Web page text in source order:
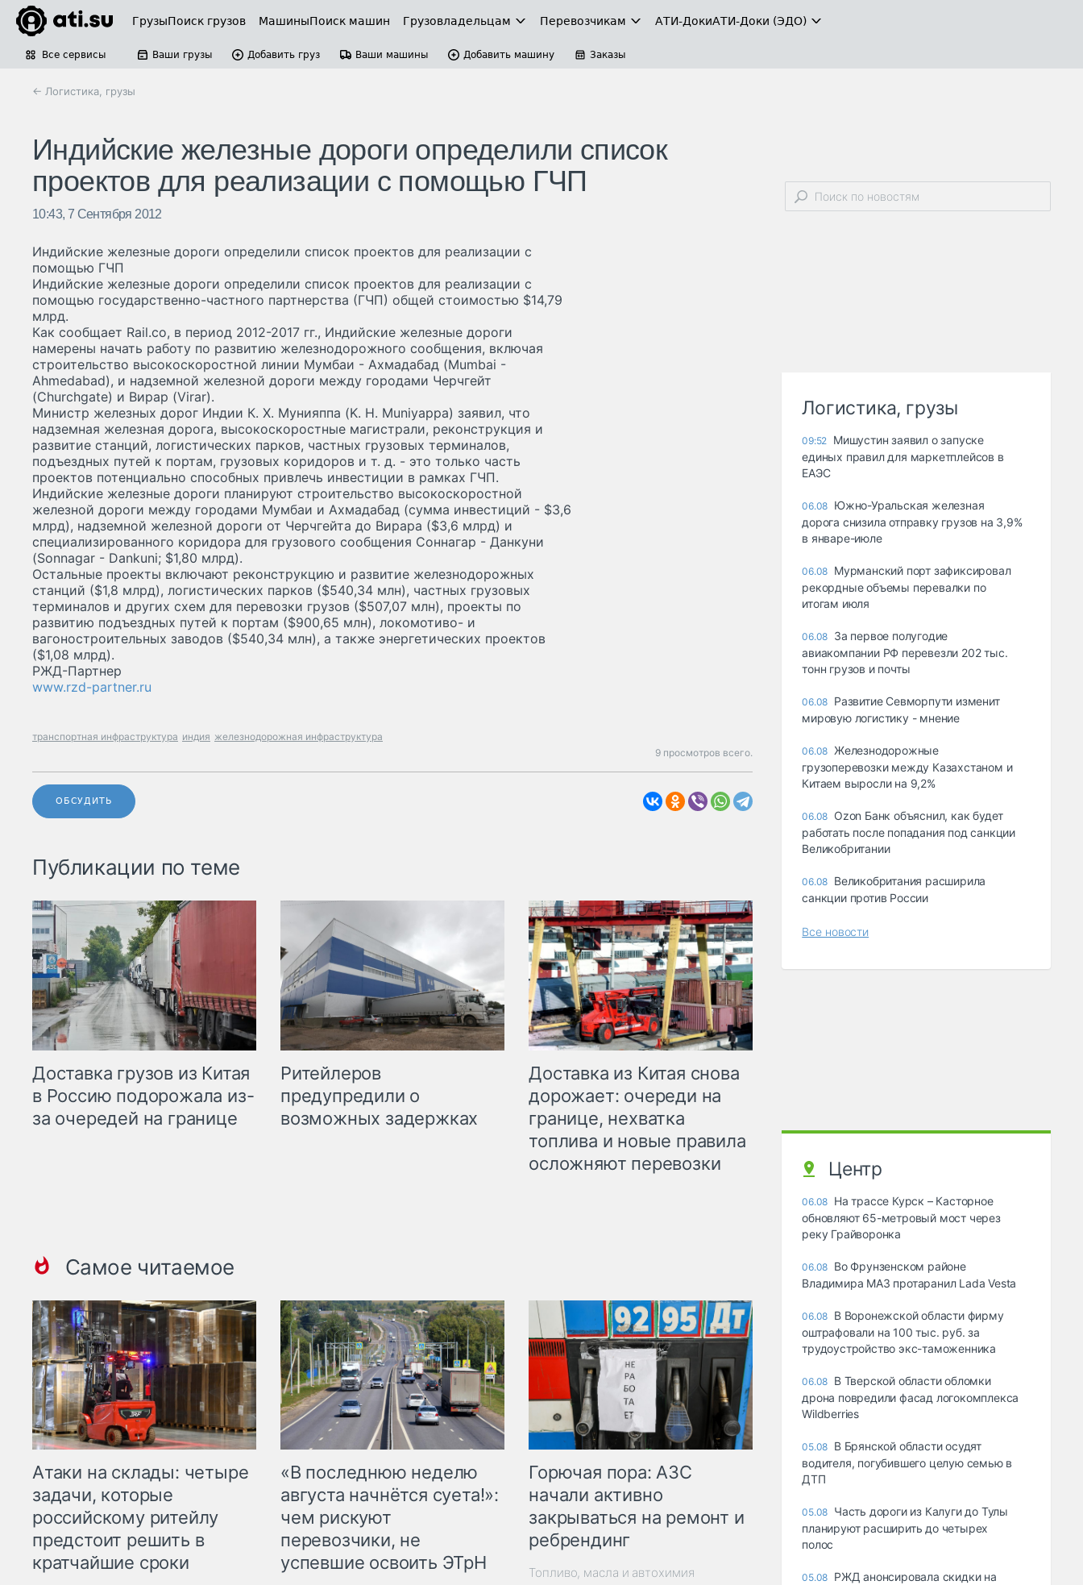
ГрузыПоиск грузов МашиныПоиск машин Грузовладельцам Перевозчикам АТИ-ДокиАТИ-Доки (ЭДО)
Все сервисы Ваши грузы Добавить груз Ваши машины Добавить машину Заказы
← Логистика, грузы
Индийские железные дороги определили список
проектов для реализации с помощью ГЧП
10:43, 7 Сентября 2012
Индийские железные дороги определили список проектов для реализации с
помощью ГЧП
Индийские железные дороги определили список проектов для реализации с
помощью государственно-частного партнерства (ГЧП) общей стоимостью $14,79
млрд.
Как сообщает Rail.co, в период 2012-2017 гг., Индийские железные дороги
намерены начать работу по развитию железнодорожного сообщения, включая
строительство высокоскоростной линии Мумбаи - Ахмадабад (Mumbai -
Ahmedabad), и надземной железной дороги между городами Черчгейт
(Churchgate) и Вирар (Virar).
Министр железных дорог Индии К. Х. Мунияппа (K. H. Muniyappа) заявил, что
надземная железная дорога, высокоскоростные магистрали, реконструкция и
развитие станций, логистических парков, частных грузовых терминалов,
подъездных путей к портам, грузовых коридоров и т. д. - это только часть
проектов потенциально способных привлечь инвестиции в рамках ГЧП.
Индийские железные дороги планируют строительство высокоскоростной
железной дороги между городами Мумбаи и Ахмадабад (сумма инвестиций - $3,6
млрд), надземной железной дороги от Черчгейта до Вирара ($3,6 млрд) и
специализированного коридора для грузового сообщения Соннагар - Данкуни
(Sonnagar - Dankuni; $1,80 млрд).
Остальные проекты включают реконструкцию и развитие железнодорожных
станций ($1,8 млрд), логистических парков ($540,34 млн), частных грузовых
терминалов и других схем для перевозки грузов ($507,07 млн), проекты по
развитию подъездных путей к портам ($900,65 млн), локомотиво- и
вагоностроительных заводов ($540,34 млн), а также энергетических проектов
($1,08 млрд).
РЖД-Партнер
www.rzd-partner.ru
транспортная инфраструктура индия железнодорожная инфраструктура
9 просмотров всего.
ОБСУДИТЬ
Публикации по теме
Доставка грузов из Китая
в Россию подорожала из-
за очередей на границе
Ритейлеров
предупредили о
возможных задержках
Доставка из Китая снова
дорожает: очереди на
границе, нехватка
топлива и новые правила
осложняют перевозки
Самое читаемое
Атаки на склады: четыре
задачи, которые
российскому ритейлу
предстоит решить в
кратчайшие сроки
«В последнюю неделю
августа начнётся суета!»:
чем рискуют
перевозчики, не
успевшие освоить ЭТрН
Горючая пора: АЗС
начали активно
закрываться на ремонт и
ребрендинг
Топливо, масла и автохимия
Логистика, грузы
09:52 Мишустин заявил о запуске
единых правил для маркетплейсов в
ЕАЭС
06.08 Южно-Уральская железная
дорога снизила отправку грузов на 3,9%
в январе-июле
06.08 Мурманский порт зафиксировал
рекордные объемы перевалки по
итогам июля
06.08 За первое полугодие
авиакомпании РФ перевезли 202 тыс.
тонн грузов и почты
06.08 Развитие Севморпути изменит
мировую логистику - мнение
06.08 Железнодорожные
грузоперевозки между Казахстаном и
Китаем выросли на 9,2%
06.08 Ozon Банк объяснил, как будет
работать после попадания под санкции
Великобритании
06.08 Великобритания расширила
санкции против России
Все новости
Центр
06.08 На трассе Курск – Касторное
обновляют 65-метровый мост через
реку Грайворонка
06.08 Во Фрунзенском районе
Владимира МАЗ протаранил Lada Vesta
06.08 В Воронежской области фирму
оштрафовали на 100 тыс. руб. за
трудоустройство экс-таможенника
06.08 В Тверской области обломки
дрона повредили фасад логокомплекса
Wildberries
05.08 В Брянской области осудят
водителя, погубившего целую семью в
ДТП
05.08 Часть дороги из Калуги до Тулы
планируют расширить до четырех
полос
05.08 РЖД анонсировала скидки на